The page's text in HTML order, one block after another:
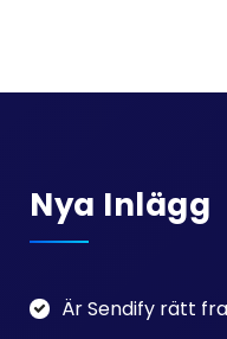
Nya Inlägg
Är Sendify rätt